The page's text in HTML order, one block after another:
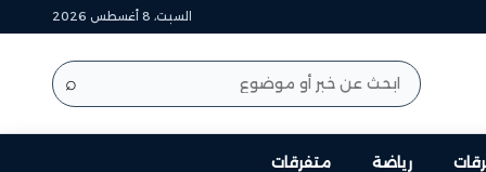
السبت، 8 أغسطس 2026
⌕
رياضة متفرقات